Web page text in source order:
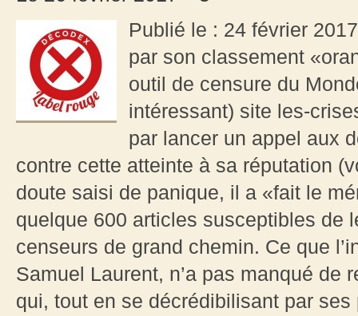
Publié le : 24 février
par son classement
outil de censure du
intéressant) site les-
par lancer un appel aux
contre cette atteinte à sa réputation
doute saisi de panique, il a «fait le
quelque 600 articles susceptibles de
censeurs de grand chemin. Ce que
Samuel Laurent, n’a pas manqué de
qui, tout en se décrédibilisant par